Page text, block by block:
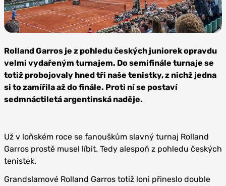
Flickr, CC BY-SA 2.0
Rolland Garros je z pohledu českých juniorek opravdu
velmi vydařeným turnajem. Do semifinále turnaje se
totiž probojovaly hned tři naše tenistky, z nichž jedna
si to zamířila až do finále. Proti ní se postaví
sedmnáctiletá argentinská naděje.
Už v loňském roce se fanouškům slavný turnaj Rolland
Garros prostě musel líbit. Tedy alespoň z pohledu českých
tenistek.
Grandslamové Rolland Garros totiž loni přineslo double